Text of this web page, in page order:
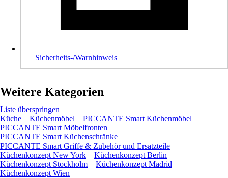
Sicherheits-/Warnhinweis
Weitere Kategorien
Liste überspringen
Küche
Küchenmöbel
PICCANTE Smart Küchenmöbel
PICCANTE Smart Möbelfronten
PICCANTE Smart Küchenschränke
PICCANTE Smart Griffe & Zubehör und Ersatzteile
Küchenkonzept New York
Küchenkonzept Berlin
Küchenkonzept Stockholm
Küchenkonzept Madrid
Küchenkonzept Wien